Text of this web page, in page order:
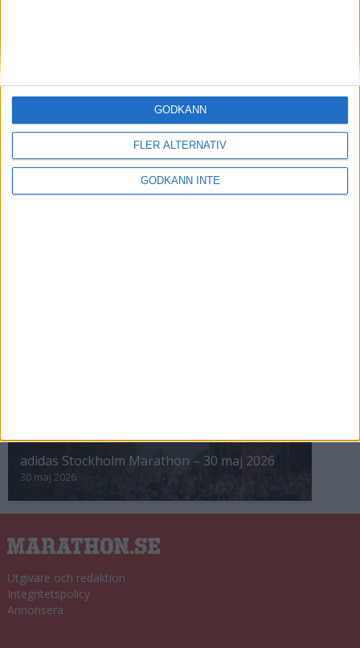
FLER ALTERNATIV
GODKÄNN INTE
GODKÄNN
ASIEN
Berlin Marathon - ett lopp genom
8 okt 1995• Arkiv• Reseberättelser från
adidas Stockholm Marathon – 30 maj 2026
30 maj 2026
Utgivare och redaktion
Integritetspolicy
Annonsera